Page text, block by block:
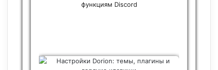
функциям Discord